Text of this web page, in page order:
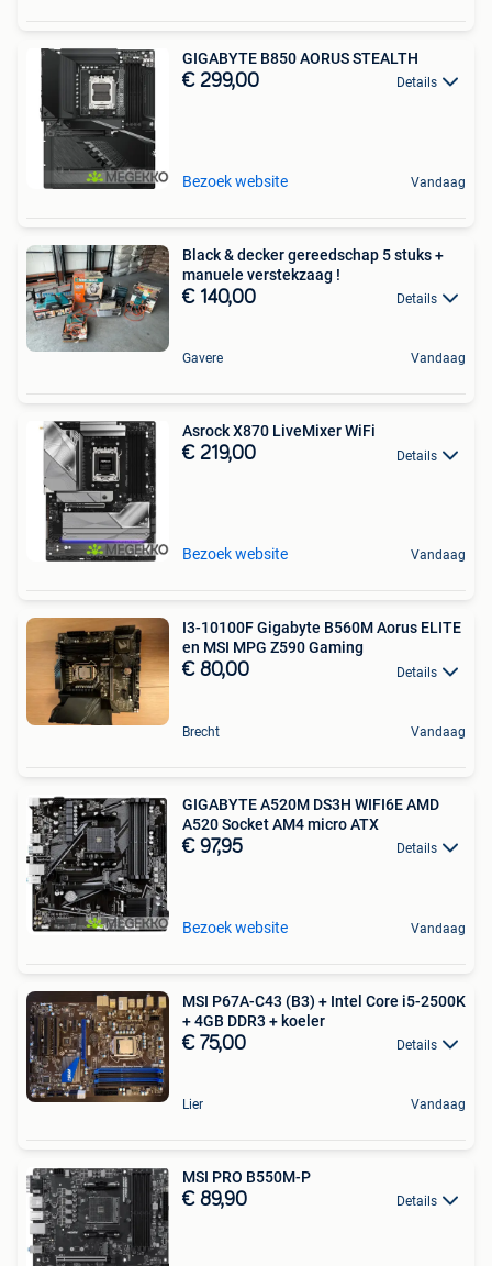
GIGABYTE B850 AORUS STEALTH
€ 299,00 Details
Bezoek website Vandaag
Black & decker gereedschap 5 stuks +
manuele verstekzaag !
€ 140,00 Details
Gavere Vandaag
Asrock X870 LiveMixer WiFi
€ 219,00 Details
Bezoek website Vandaag
I3-10100F Gigabyte B560M Aorus ELITE
en MSI MPG Z590 Gaming
€ 80,00 Details
Brecht Vandaag
GIGABYTE A520M DS3H WIFI6E AMD
A520 Socket AM4 micro ATX
€ 97,95 Details
Bezoek website Vandaag
MSI P67A-C43 (B3) + Intel Core i5-2500K
+ 4GB DDR3 + koeler
€ 75,00 Details
Lier Vandaag
MSI PRO B550M-P
€ 89,90 Details